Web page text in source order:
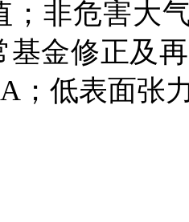
； 非危害大
基金修正及
； 低表面张